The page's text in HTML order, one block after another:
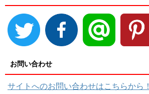
お問い合わせ
サイトへのお問い合わせはこちらから！